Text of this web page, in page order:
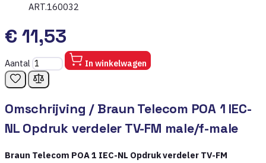
ART.160032
€ 11,53
Aantal In winkelwagen
Omschrijving / Braun Telecom POA 1 IEC-
NL Opdruk verdeler TV-FM male/f-male
Braun Telecom POA 1 IEC-NL Opdruk verdeler TV-FM